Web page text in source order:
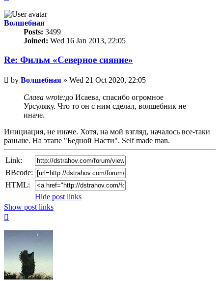
Волшебная
Posts: 3499
Joined: Wed 16 Jan 2013, 22:05
Re: Фильм «Северное сияние»
Unread
post
by Волшебная » Wed 21 Oct 2020, 22:05
Слава wrote:до Исаева, спасибо огромное
Урсуляку. Что то он с ним сделал, волшебник не
иначе.
Инициация, не иначе. Хотя, на мой взгляд, началось все-таки
раньше. На этапе "Бедной Насти". Self made man.
Link:
BBcode:
HTML:
Hide post links
Show post links